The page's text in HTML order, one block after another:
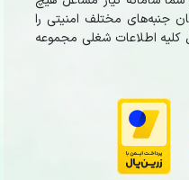
جنبه‌های مختلف امنیتی را
کلیه اطلاعات شغلی مجموعه